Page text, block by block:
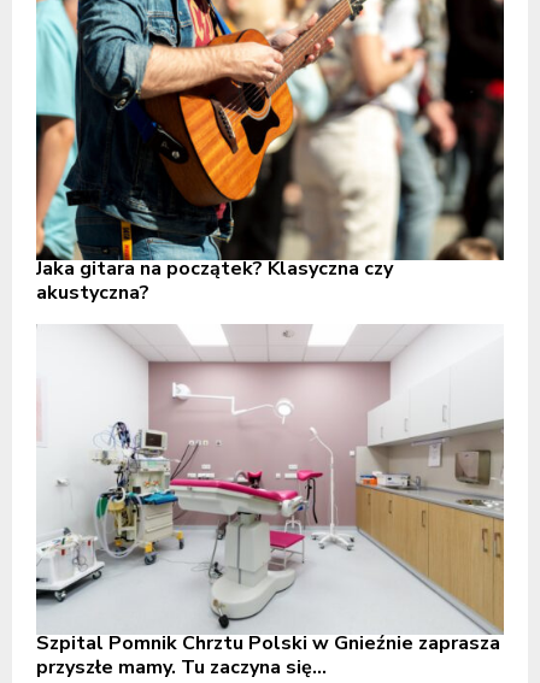
Jaka gitara na początek? Klasyczna czy
akustyczna?
Szpital Pomnik Chrztu Polski w Gnieźnie zaprasza
przyszłe mamy. Tu zaczyna się...